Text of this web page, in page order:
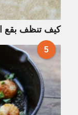
كيف تنظف بقع
5